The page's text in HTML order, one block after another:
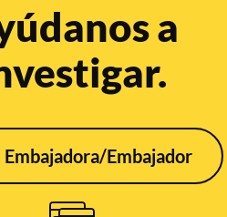
a
Embajadora/Embajador
haya sido
5:21:19 PM